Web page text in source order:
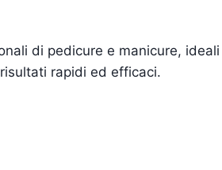
di pedicure e manicure,
rapidi ed efficaci.